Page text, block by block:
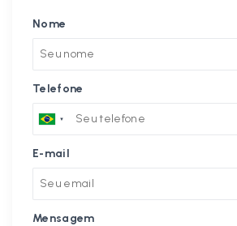
Nome
Telefone
E-mail
Mensagem